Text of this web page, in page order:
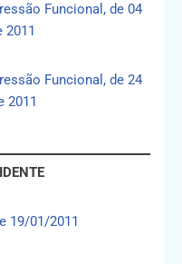
Funcional, de 04
2011
Funcional, de 24
2011
19/01/2011